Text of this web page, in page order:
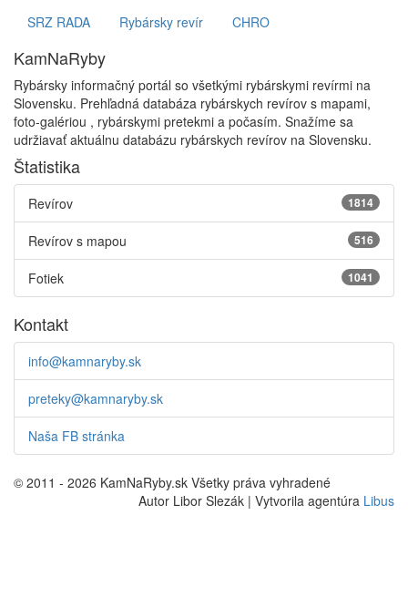
SRZ RADA Rybársky revír CHRO
KamNaRyby
Rybársky informačný portál so všetkými rybárskymi revírmi na
Slovensku. Prehľadná databáza rybárskych revírov s mapami,
foto-galériou , rybárskymi pretekmi a počasím. Snažíme sa
udržiavať aktuálnu databázu rybárskych revírov na Slovensku.
Štatistika
1814
Revírov
516
Revírov s mapou
1041
Fotiek
Kontakt
info@kamnaryby.sk
preteky@kamnaryby.sk
Naša FB stránka
© 2011 - 2026 KamNaRyby.sk Všetky práva vyhradené
Autor Libor Slezák | Vytvorila agentúra Libus